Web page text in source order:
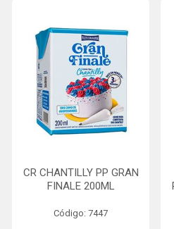
CR CHANTILLY PP GRAN
FINALE 200ML
Código: 7447